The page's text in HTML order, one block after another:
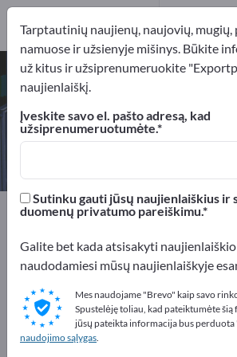
Hidrauliniai agregatai –
gamintojus ir tiekėjus
Eksportuotojai Gamintojai
Exportpages
Mašinos ir augalai
Reklamuokitės
Exportpages!
Poreikiai – Pasiūlymai – Naudotos
kontaktai >> pradėkite čia
Tarptautinių naujienų, naujovių, mugių,
namuose ir užsienyje mišinys. Būkite
už kitus ir užsiprenumeruokite
naujienlaiškį.
Įveskite savo el. pašto adresą, kad
užsiprenumeruotumėte.
Sutinku gauti jūsų naujienlaiškius ir
duomenų privatumo pareiškimu.
Galite bet kada atsisakyti
naudodamiesi mūsų naujienlaiškyje
Mes naudojame "Brevo" kaip savo
Spustelėję toliau, kad pateiktumėte
jūsų pateikta informacija bus
naudojimo sąlygas.